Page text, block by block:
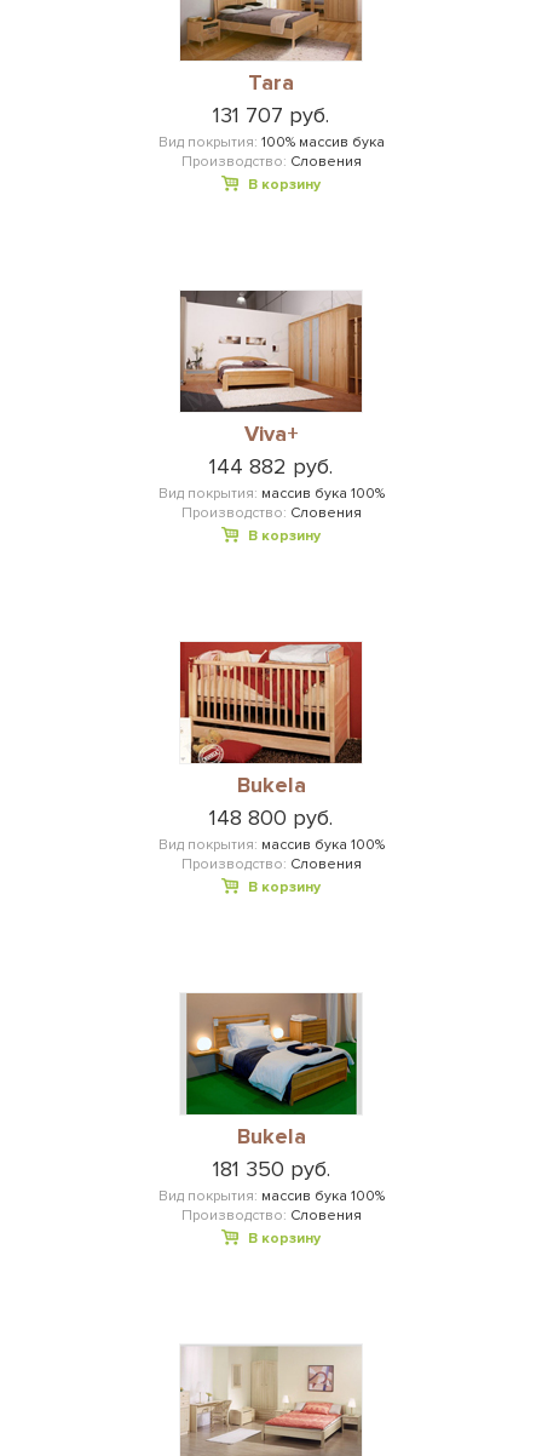
Tara
131 707 руб.
Вид покрытия: 100% массив бука
Производство: Словения
В корзину
Viva+
144 882 руб.
Вид покрытия: массив бука 100%
Производство: Словения
В корзину
Bukela
148 800 руб.
Вид покрытия: массив бука 100%
Производство: Словения
В корзину
Bukela
181 350 руб.
Вид покрытия: массив бука 100%
Производство: Словения
В корзину